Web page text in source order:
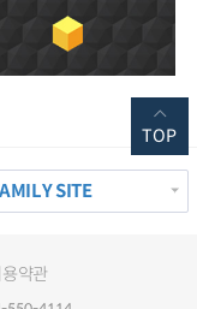
SITE
약관
TOP